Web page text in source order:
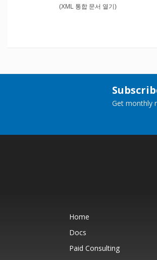
(XML 통합 문서 열기)
Get monthly
Home
Docs
Paid Consulting